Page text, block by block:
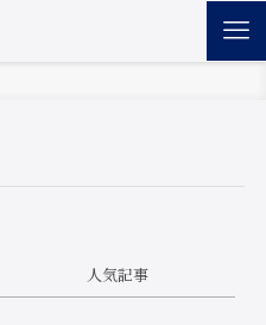
人気記事